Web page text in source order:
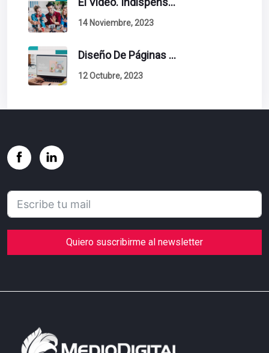
14 Noviembre, 2023
Diseño De Páginas Web. Esto Debe Tener Un Sitio Exitoso.
12 Octubre, 2023
Quiero suscribirme al newsletter